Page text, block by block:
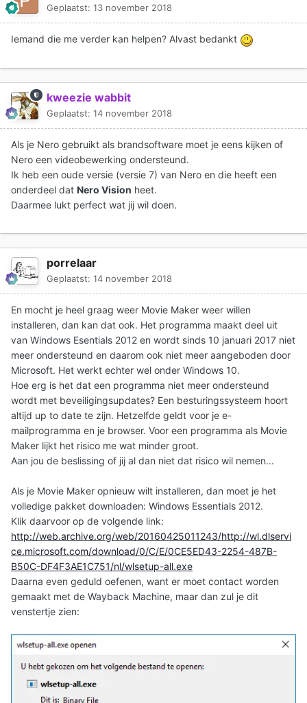
Geplaatst: 13 november 2018
Iemand die me verder kan helpen? Alvast bedankt
kweezie wabbit
Geplaatst: 14 november 2018
Als je Nero gebruikt als brandsoftware moet je eens kijken of
Nero een videobewerking ondersteund.
Ik heb een oude versie (versie 7) van Nero en die heeft een
onderdeel dat Nero Vision heet.
Daarmee lukt perfect wat jij wil doen.
porrelaar
Geplaatst: 14 november 2018
En mocht je heel graag weer Movie Maker weer willen
installeren, dan kan dat ook. Het programma maakt deel uit
van Windows Esentials 2012 en wordt sinds 10 januari 2017 niet
meer ondersteund en daarom ook niet meer aangeboden door
Microsoft. Het werkt echter wel onder Windows 10.
Hoe erg is het dat een programma niet meer ondersteund
wordt met beveiligingsupdates? Een besturingssysteem hoort
altijd up to date te zijn. Hetzelfde geldt voor je e-
mailprogramma en je browser. Voor een programma als Movie
Maker lijkt het risico me wat minder groot.
Aan jou de beslissing of jij al dan niet dat risico wil nemen...
Als je Movie Maker opnieuw wilt installeren, dan moet je het
volledige pakket downloaden: Windows Essentials 2012.
Klik daarvoor op de volgende link:
http://web.archive.org/web/20160425011243/http://wl.dlservi
ce.microsoft.com/download/0/C/E/0CE5ED43-2254-487B-
B50C-DF4F3AE1C751/nl/wlsetup-all.exe
Daarna even geduld oefenen, want er moet contact worden
gemaakt met de Wayback Machine, maar dan zul je dit
venstertje zien: